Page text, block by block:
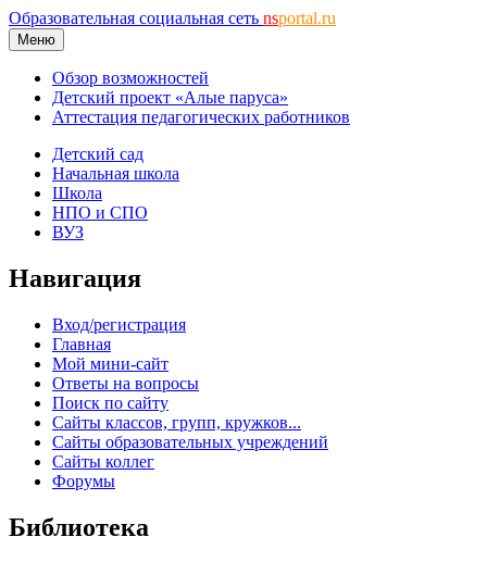
Образовательная социальная сеть nsportal.ru
Меню
Обзор возможностей
Детский проект «Алые паруса»
Аттестация педагогических работников
Детский сад
Начальная школа
Школа
НПО и СПО
ВУЗ
Навигация
Вход/регистрация
Главная
Мой мини-сайт
Ответы на вопросы
Поиск по сайту
Сайты классов, групп, кружков...
Сайты образовательных учреждений
Сайты коллег
Форумы
Библиотека